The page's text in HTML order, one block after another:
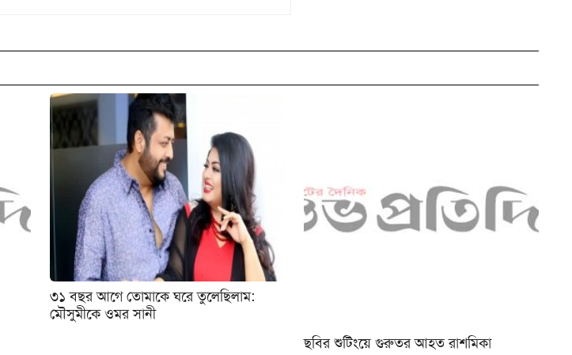
৩১ বছর আগে তোমাকে ঘরে তুলেছিলাম:
মৌসুমীকে ওমর সানী
ছবির শুটিংয়ে গুরুতর আহত রাশমিকা